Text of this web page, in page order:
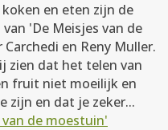
en eten zijn de
'De Meisjes van de
en Reny Muller.
zien dat het telen van
fruit niet moeilijk en
zijn en dat je zeker...
de moestuin'